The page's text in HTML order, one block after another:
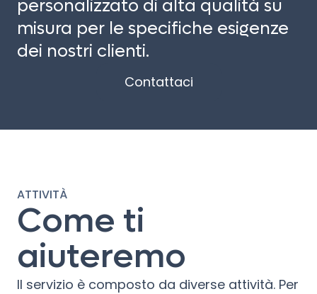
personalizzato di alta qualità su
misura per le specifiche esigenze
dei nostri clienti.
Contattaci
ATTIVITÀ
Come ti
aiuteremo
Il servizio è composto da diverse attività. Per